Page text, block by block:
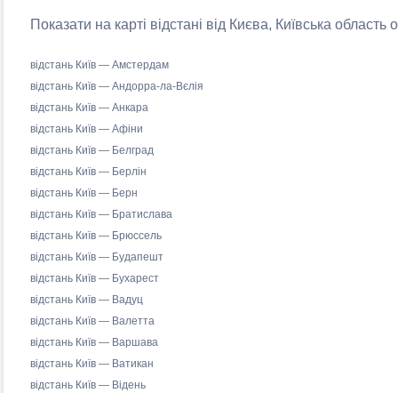
Показати на карті відстані від Києва, Київська
відстань Київ — Амстердам
відстань Київ — Андорра-ла-Вєлія
відстань Київ — Анкара
відстань Київ — Афіни
відстань Київ — Белград
відстань Київ — Берлін
відстань Київ — Берн
відстань Київ — Братислава
відстань Київ — Брюссель
відстань Київ — Будапешт
відстань Київ — Бухарест
відстань Київ — Вадуц
відстань Київ — Валетта
відстань Київ — Варшава
відстань Київ — Ватикан
відстань Київ — Відень